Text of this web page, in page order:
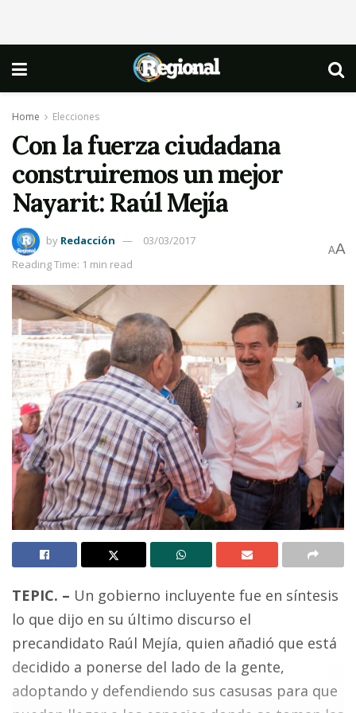
Home Elecciones
Con la fuerza ciudadana
construiremos un mejor
Nayarit: Raúl Mejía
by Redacción
03/03/2017
Reading Time: 1 min read
AA
TEPIC. – Un gobierno incluyente fue en síntesis
lo que dijo en su último discurso el
precandidato Raúl Mejía, quien añadió que está
decidido a ponerse del lado de la gente,
adoptando y defendiendo sus casusas para que